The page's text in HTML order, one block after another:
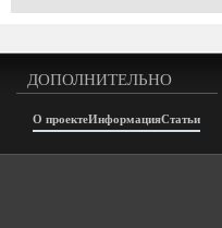
ДОПОЛНИТЕЛЬНО
О проектеИнформацияСтатьи